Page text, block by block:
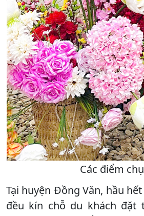
Các điểm
Tại huyện Đồng Văn, hầu
đều kín chỗ du khách đặt